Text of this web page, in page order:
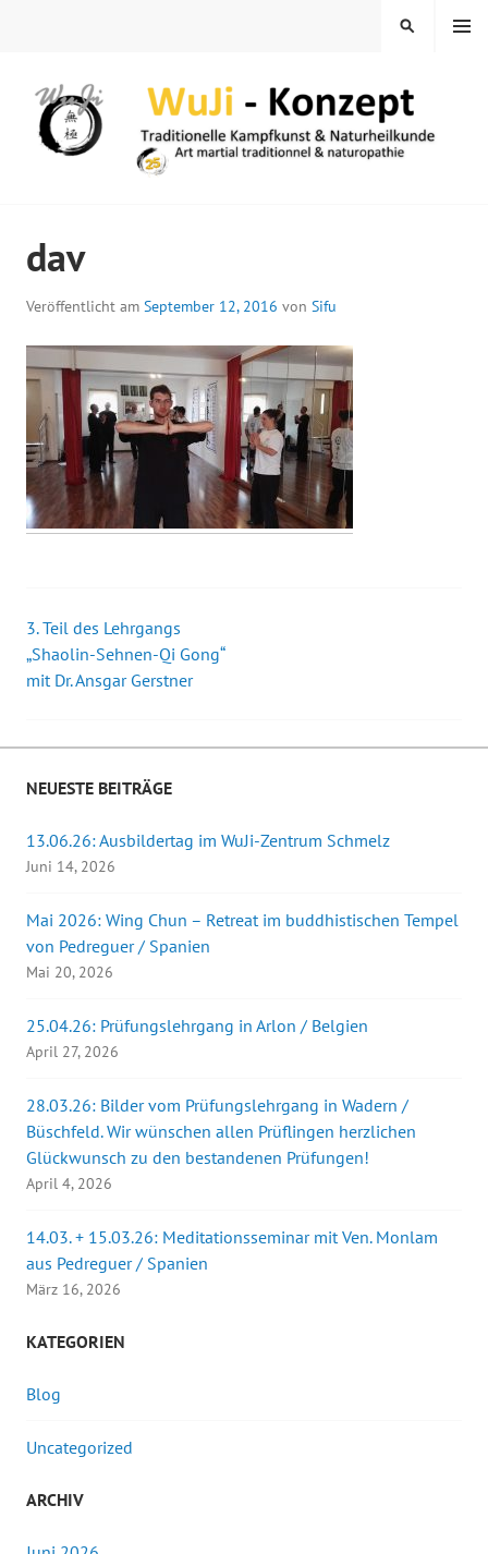
MENÜ
SUCHEN
dav
Veröffentlicht am September 12, 2016 von Sifu
Beitrags-
Navigation
3. Teil des Lehrgangs
„Shaolin-Sehnen-Qi Gong“
mit Dr. Ansgar Gerstner
NEUESTE BEITRÄGE
13.06.26: Ausbildertag im WuJi-Zentrum Schmelz
Juni 14, 2026
Mai 2026: Wing Chun – Retreat im buddhistischen Tempel
von Pedreguer / Spanien
Mai 20, 2026
25.04.26: Prüfungslehrgang in Arlon / Belgien
April 27, 2026
28.03.26: Bilder vom Prüfungslehrgang in Wadern /
Büschfeld. Wir wünschen allen Prüflingen herzlichen
Glückwunsch zu den bestandenen Prüfungen!
April 4, 2026
14.03. + 15.03.26: Meditationsseminar mit Ven. Monlam
aus Pedreguer / Spanien
März 16, 2026
KATEGORIEN
Blog
Uncategorized
ARCHIV